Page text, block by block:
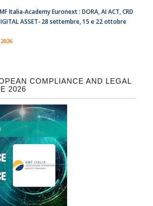
Italia-Academy Euronext : DORA, AI ACT, CRD
ASSET- 28 settembre, 15 e 22 ottobre
COMPLIANCE AND LEGAL
2026